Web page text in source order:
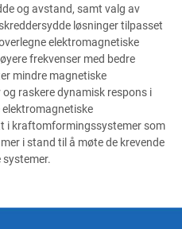
og avstand, samt valg av
løsninger tilpasset
elektromagnetiske
frekvenser med bedre
mindre magnetiske
raskere dynamisk respons i
i kraftomformingssystemer som
i stand til å møte de krevende
systemer.